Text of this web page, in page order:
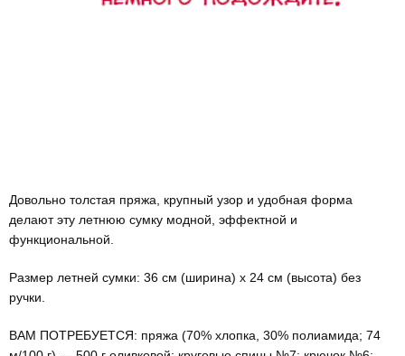
Довольно толстая пряжа, крупный узор и удобная форма
делают эту летнюю сумку модной, эффектной и
функциональной.
Размер летней сумки: 36 cм (ширина) х 24 см (высота) без
ручки.
ВАМ ПОТРЕБУЕТСЯ: пряжа (70% хлопка, 30% полиамида; 74